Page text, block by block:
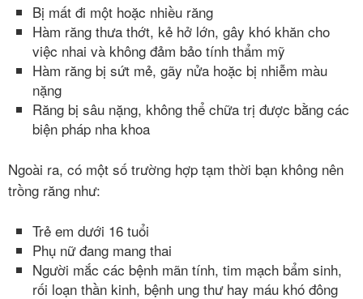
Bị mất đi một hoặc nhiều răng
Hàm răng thưa thớt, kẻ hở lớn, gây khó khăn cho
việc nhai và không đảm bảo tính thẩm mỹ
Hàm răng bị sứt mẻ, gãy nửa hoặc bị nhiễm màu
nặng
Răng bị sâu nặng, không thể chữa trị được bằng các
biện pháp nha khoa
Ngoài ra, có một số trường hợp tạm thời bạn không nên
trồng răng như:
Trẻ em dưới 16 tuổi
Phụ nữ đang mang thai
Người mắc các bệnh mãn tính, tim mạch bẩm sinh,
rối loạn thần kinh, bệnh ung thư hay máu khó đông